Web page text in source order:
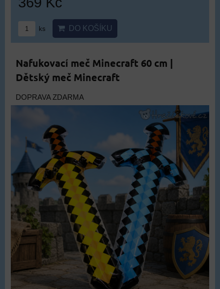
ks DO KOŠÍKU
Nafukovací meč Minecraft 60 cm |
Dětský meč Minecraft
DOPRAVA ZDARMA